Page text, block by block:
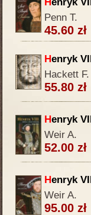
Penn T.
45.60 zł
Henryk
Hackett F.
55.80 zł
Henryk
Weir A.
52.00 zł
Henryk
Weir A.
95.00 zł